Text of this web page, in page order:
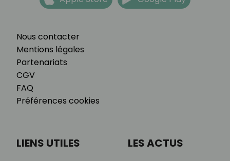
Nous contacter
Mentions légales
Partenariats
CGV
FAQ
Préférences cookies
LIENS UTILES LES ACTUS